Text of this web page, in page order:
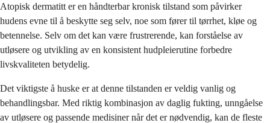
Atopisk dermatitt er en håndterbar kronisk tilstand som påvirker
hudens evne til å beskytte seg selv, noe som fører til tørrhet, kløe og
betennelse. Selv om det kan være frustrerende, kan forståelse av
utløsere og utvikling av en konsistent hudpleierutine forbedre
livskvaliteten betydelig.
Det viktigste å huske er at denne tilstanden er veldig vanlig og
behandlingsbar. Med riktig kombinasjon av daglig fukting, unngåelse
av utløsere og passende medisiner når det er nødvendig, kan de fleste